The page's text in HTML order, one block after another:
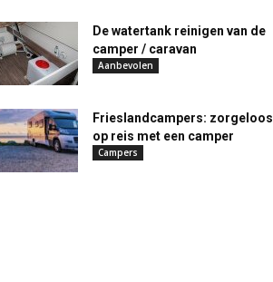
De watertank reinigen van de
camper / caravan
Aanbevolen
Frieslandcampers: zorgeloos
op reis met een camper
Campers